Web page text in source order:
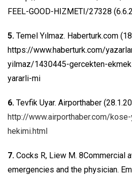
FEEL-GOOD-HIZMETI/27328
5. Temel Yılmaz. Haberturk.com
https://www.haberturk.com/
yilmaz/1430445-gercekten-
yararli-mi
6. Tevfik Uyar. Airporthaber
http://www.airporthaber.com/
hekimi.html
7. Cocks R, Liew M. 8Commercial
emergencies and the physician.